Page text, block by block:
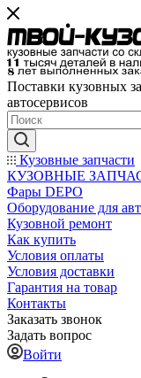
Поставки кузовных
автосервисов
Кузовные запчасти
КУЗОВНЫЕ
Фары DEPO
Оборудование для
Кузовной ремонт
Как купить
Условия оплаты
Условия доставки
Гарантия на товар
Контакты
Заказать звонок
Задать вопрос
Войти